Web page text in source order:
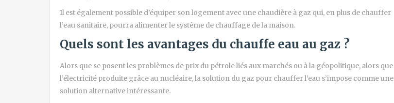
Il est également possible d’équiper son logement avec une chaudière à gaz qui, en plus de chauffer
l’eau sanitaire, pourra alimenter le système de chauffage de la maison.
Quels sont les avantages du chauffe eau au gaz ?
Alors que se posent les problèmes de prix du pétrole liés aux marchés ou à la géopolitique, alors que
l’électricité produite grâce au nucléaire, la solution du gaz pour chauffer l’eau s’impose comme une
solution alternative intéressante.